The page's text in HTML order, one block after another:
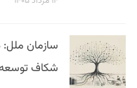
سازمان
شکاف توسعه